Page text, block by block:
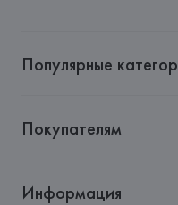
Страна происхождения
Популярные
Покупателям
Информация